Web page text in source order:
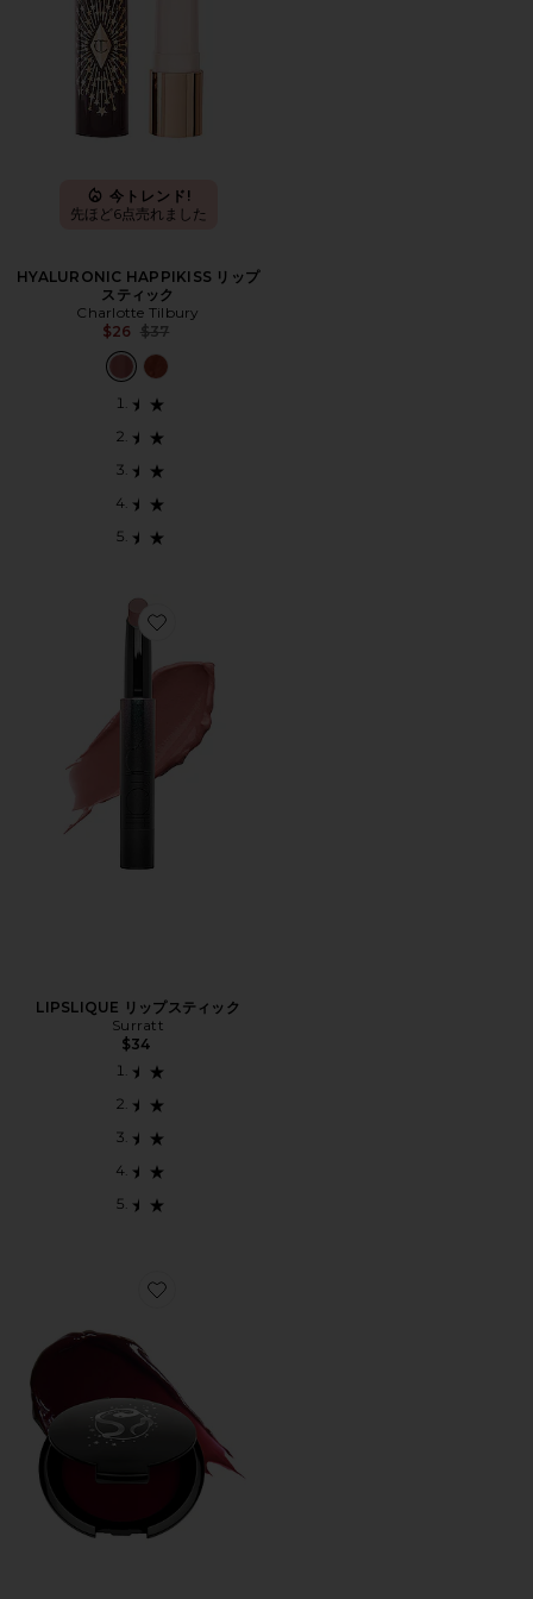
今トレンド!
先ほど6点売れました
HYALURONIC HAPPIKISS リップ
スティック
Charlotte Tilbury
$26 Previous price:
$37
Favorite LIPSLIQUE リップスティック
LIPSLIQUE リップスティック
Surratt
$34
Favorite COLOR NECTAR PIGMENT BALM ブラシ